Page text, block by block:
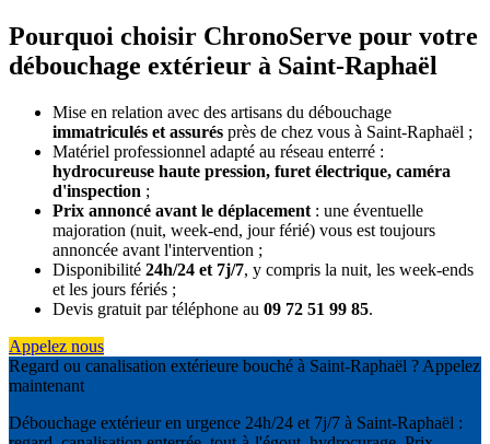
Pourquoi choisir ChronoServe pour votre
débouchage extérieur à Saint-Raphaël
Mise en relation avec des artisans du débouchage
immatriculés et assurés près de chez vous à Saint-Raphaël ;
Matériel professionnel adapté au réseau enterré :
hydrocureuse haute pression, furet électrique, caméra
d'inspection ;
Prix annoncé avant le déplacement : une éventuelle
majoration (nuit, week-end, jour férié) vous est toujours
annoncée avant l'intervention ;
Disponibilité 24h/24 et 7j/7, y compris la nuit, les week-ends
et les jours fériés ;
Devis gratuit par téléphone au 09 72 51 99 85.
Appelez nous
Regard ou canalisation extérieure bouché à Saint-Raphaël ? Appelez
maintenant
Débouchage extérieur en urgence 24h/24 et 7j/7 à Saint-Raphaël :